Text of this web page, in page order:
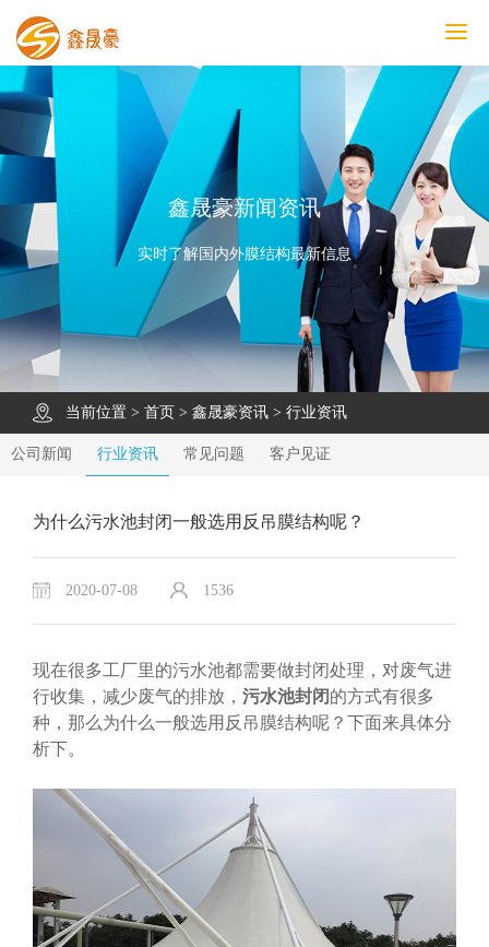
鑫晟豪首页
产品中心
工程案例
膜结构车棚
污水池反吊膜加盖
鑫晟豪资讯
关于鑫晟豪
联系鑫晟豪
鑫晟豪新闻资讯
实时了解国内外膜结构最新信息
当前位置 > 首页 > 鑫晟豪资讯 > 行业资讯
公司新闻 行业资讯 常见问题 客户见证
为什么污水池封闭一般选用反吊膜结构呢？
2020-07-08 1536
现在很多工厂里的污水池都需要做封闭处理，对废气进
行收集，减少废气的排放， 污水池封闭的方式有很多
种，那么为什么一般选用反吊膜结构呢？下面来具体分
析下。